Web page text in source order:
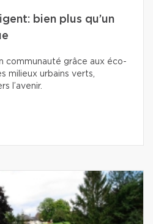
bien plus qu’un
communauté grâce aux éco-
milieux urbains verts,
l’avenir.